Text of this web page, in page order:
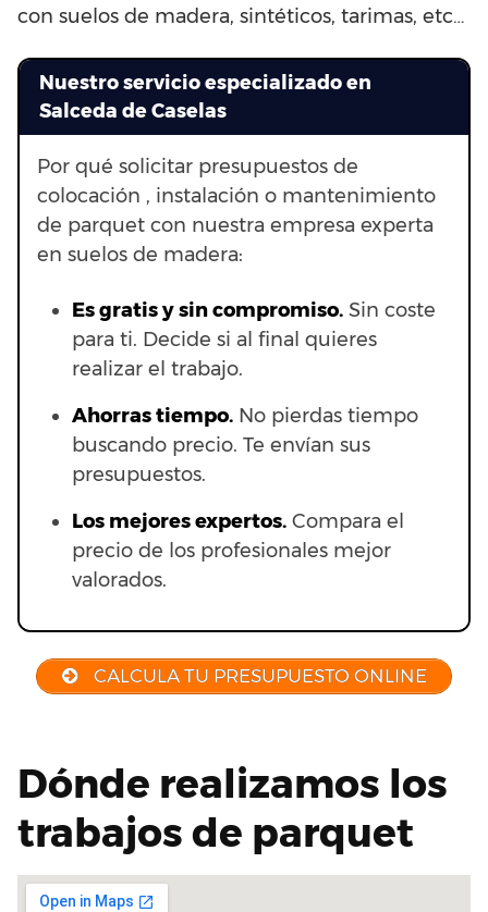
con suelos de madera, sintéticos, tarimas, etc…
Nuestro servicio especializado en
Salceda de Caselas
Por qué solicitar presupuestos de
colocación , instalación o mantenimiento
de parquet con nuestra empresa experta
en suelos de madera:
Es gratis y sin compromiso. Sin coste
para ti. Decide si al final quieres
realizar el trabajo.
Ahorras tiempo. No pierdas tiempo
buscando precio. Te envían sus
presupuestos.
Los mejores expertos. Compara el
precio de los profesionales mejor
valorados.
CALCULA TU PRESUPUESTO ONLINE
Dónde realizamos los
trabajos de parquet